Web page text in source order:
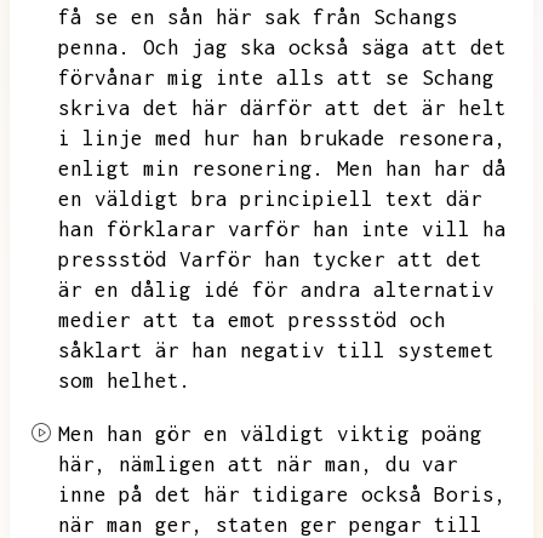
få se en sån här sak från Schangs
penna.
Och jag ska också säga att det
förvånar mig inte alls att se Schang
skriva det här därför att det är helt
i linje med hur han brukade resonera,
enligt min resonering.
Men han har då
en väldigt bra principiell text där
han förklarar varför han inte vill ha
pressstöd
Varför han tycker att det
är en dålig idé för andra alternativ
medier att ta emot pressstöd och
såklart är han negativ till systemet
som helhet.
Men han gör en väldigt viktig poäng
här,
nämligen att när man,
du var
inne på det här tidigare också Boris,
när man ger,
staten ger pengar till